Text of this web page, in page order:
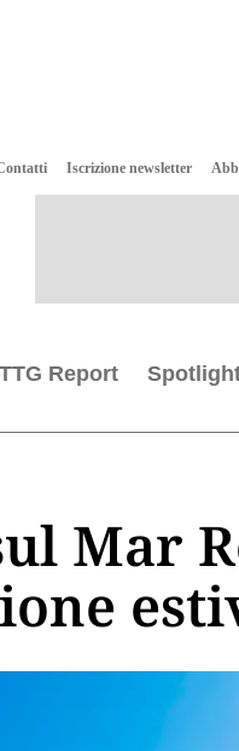
Iscrizione newsletter
TTG Report
Mar